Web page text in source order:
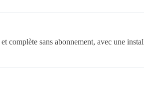
complète sans abonnement, avec une